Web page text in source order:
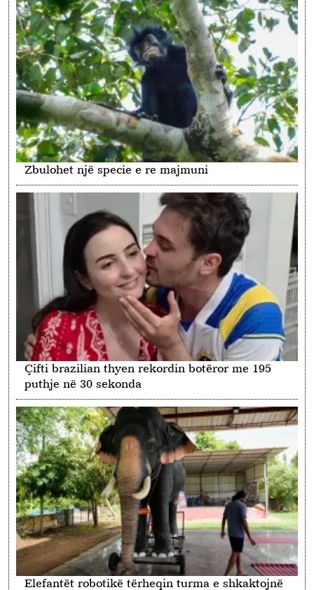
Zbulohet një specie e re majmuni
Çifti brazilian thyen rekordin botëror me 195
puthje në 30 sekonda
Elefantët robotikë tërheqin turma e shkaktojnë